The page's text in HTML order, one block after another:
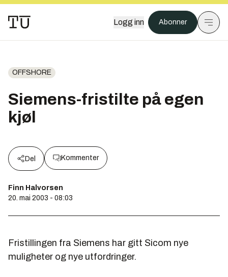
Logg inn Abonner
OFFSHORE
Siemens-fristilte på egen
kjøl
Del Kommenter
Finn Halvorsen
20. mai 2003 - 08:03
Fristillingen fra Siemens har gitt Sicom nye
muligheter og nye utfordringer.